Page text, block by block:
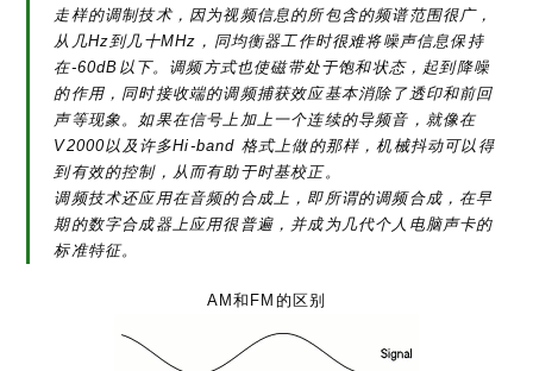
走样的调制技术，因为视频信息的所包含的频谱范围很广，
从几Hz到几十MHz，同均衡器工作时很难将噪声信息保持
在-60dB以下。调频方式也使磁带处于饱和状态，起到降噪
的作用，同时接收端的调频捕获效应基本消除了透印和前回
声等现象。如果在信号上加上一个连续的导频音，就像在
V2000以及许多Hi-band 格式上做的那样，机械抖动可以得
到有效的控制，从而有助于时基校正。
调频技术还应用在音频的合成上，即所谓的调频合成，在早
期的数字合成器上应用很普遍，并成为几代个人电脑声卡的
标准特征。
AM和FM的区别